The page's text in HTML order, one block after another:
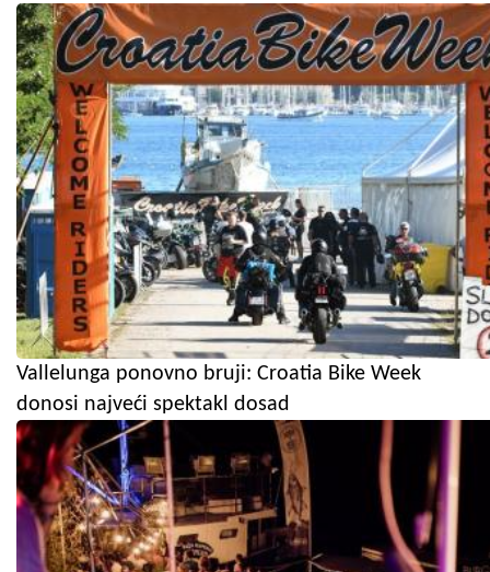
Vallelunga ponovno bruji: Croatia Bike Week
donosi najveći spektakl dosad